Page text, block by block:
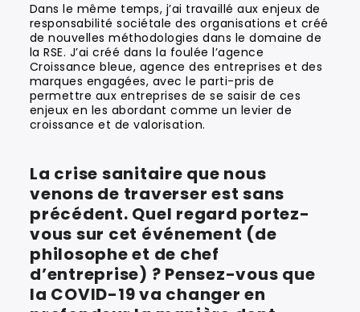
Dans le même temps, j’ai travaillé aux enjeux de
responsabilité sociétale des organisations et créé
de nouvelles méthodologies dans le domaine de
la RSE. J’ai créé dans la foulée l’agence
Croissance bleue, agence des entreprises et des
marques engagées, avec le parti-pris de
permettre aux entreprises de se saisir de ces
enjeux en les abordant comme un levier de
croissance et de valorisation.
La crise sanitaire que nous
venons de traverser est sans
précédent. Quel regard portez-
vous sur cet événement (de
philosophe et de chef
d’entreprise) ? Pensez-vous que
la COVID-19 va changer en